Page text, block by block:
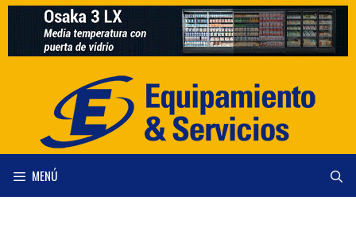
Saltar
contenido
MENÚ